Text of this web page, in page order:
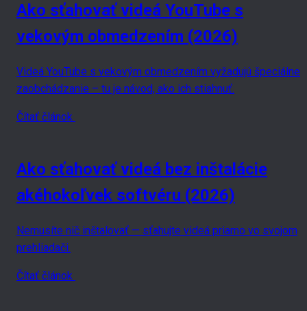
Ako sťahovať videá YouTube s
vekovým obmedzením (2026)
Videá YouTube s vekovým obmedzením vyžadujú špeciálne
zaobchádzanie – tu je návod, ako ich stiahnuť.
Čítať článok
Ako sťahovať videá bez inštalácie
akéhokoľvek softvéru (2026)
Nemusíte nič inštalovať — sťahujte videá priamo vo svojom
prehliadači.
Čítať článok